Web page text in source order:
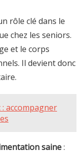
rôle clé dans le
chez les seniors.
et le corps
Il devient donc
accompagner
saine: